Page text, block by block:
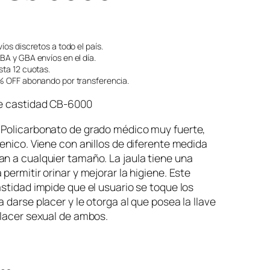
discretos a todo el país.
y GBA envíos en el día.
12 cuotas.
OFF abonando por transferencia.
castidad CB-6000
de grado médico muy fuerte,
Viene con anillos de diferente medida
a cualquier tamaño. La jaula tiene una
orinar y mejorar la higiene. Este
impide que el usuario se toque los
darse placer y le otorga al que posea la llave
sexual de ambos.